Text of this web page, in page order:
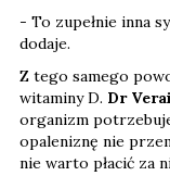
- To zupełnie inna
dodaje.
Z tego samego
witaminy D. Dr
organizm
opaleniznę nie
nie warto płacić za